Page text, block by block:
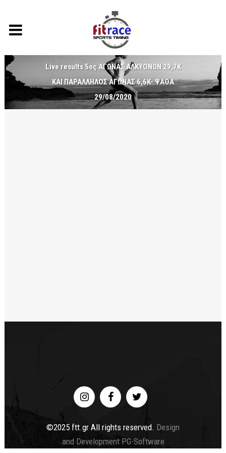
Live results 5ος ΑΓΩΝΑΣ ΑΛΚΥΟΝΩΝ 29,7K
ΚΑΙ ΠΑΡΑΛΛΗΛΟΣ ΑΓΩΝΑΣ 6,6K- ΨΑΘΑ
29/08/2020
©2025 ftt.gr All rights reserved. Design
and Development PG-Software